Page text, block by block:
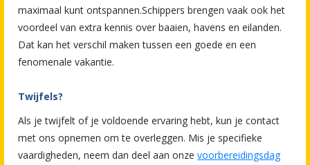
maximaal kunt ontspannen.Schippers brengen vaak ook het
voordeel van extra kennis over baaien, havens en eilanden.
Dat kan het verschil maken tussen een goede en een
fenomenale vakantie.
Twijfels?
Als je twijfelt of je voldoende ervaring hebt, kun je contact
met ons opnemen om te overleggen. Mis je specifieke
vaardigheden, neem dan deel aan onze voorbereidingsdag